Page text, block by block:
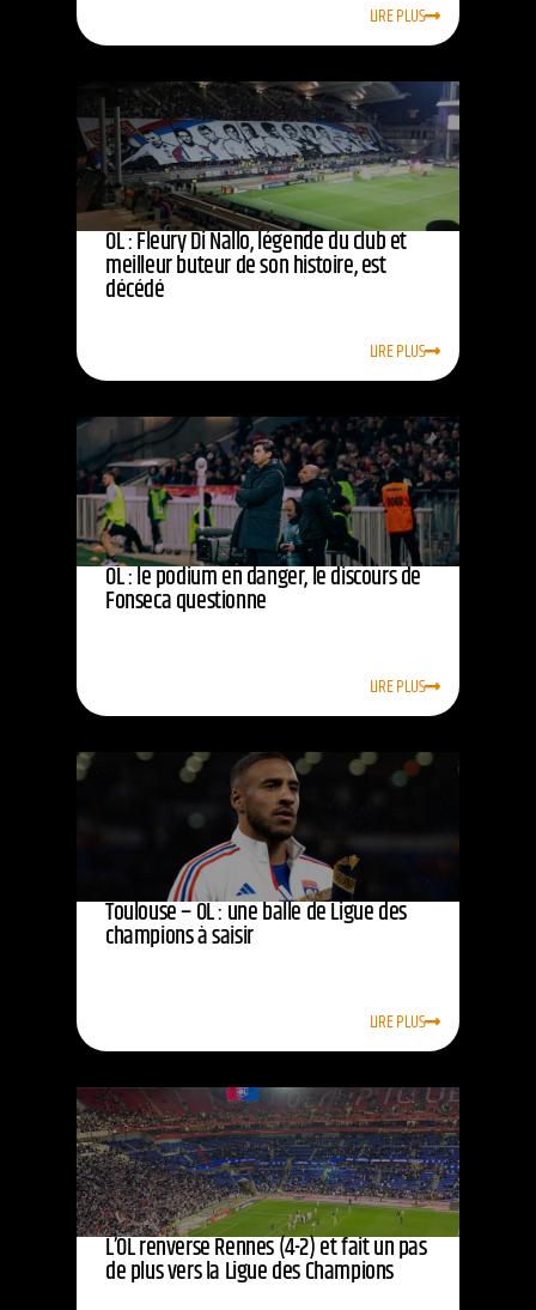
LIRE PLUS
OL : Fleury Di Nallo, légende du club et
meilleur buteur de son histoire, est
décédé
LIRE PLUS
OL : le podium en danger, le discours de
Fonseca questionne
LIRE PLUS
Toulouse – OL : une balle de Ligue des
champions à saisir
LIRE PLUS
L’OL renverse Rennes (4-2) et fait un pas
de plus vers la Ligue des Champions